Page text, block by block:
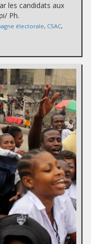
les candidats aux
Ph.
électorale, CSAC,